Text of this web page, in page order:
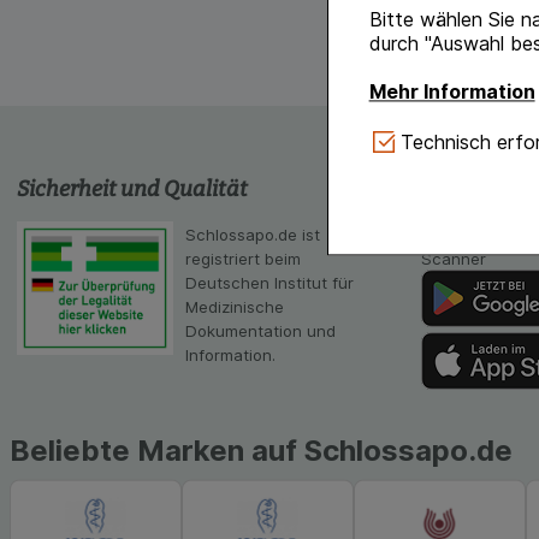
Bitte wählen Sie
durch "Auswahl
Mehr Information
Technisch
verzichtet werden
gestalten,
auf Ihre
Statistik &
unserer Website
Medien übertragen
Technisch
Sicherheit und Qualität
Schlossapo.de ist
registriert beim
Deutschen Institut für
Medizinische
Dokumentation und
Information.
Scanner
Beliebte Marken auf Schlossapo.de